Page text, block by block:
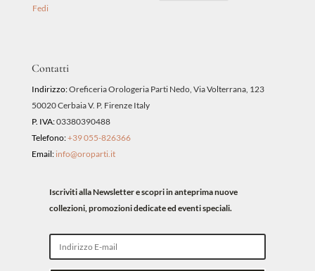
Fedi
Contatti
Indirizzo:Oreficeria Orologeria Parti Nedo, Via Volterrana, 123
50020 Cerbaia V. P. Firenze Italy
P. IVA:03380390488
Telefono:+39 055-826366
Email: info@oroparti.it
Iscriviti alla Newsletter e scopri in anteprima nuove
collezioni, promozioni dedicate ed eventi speciali.